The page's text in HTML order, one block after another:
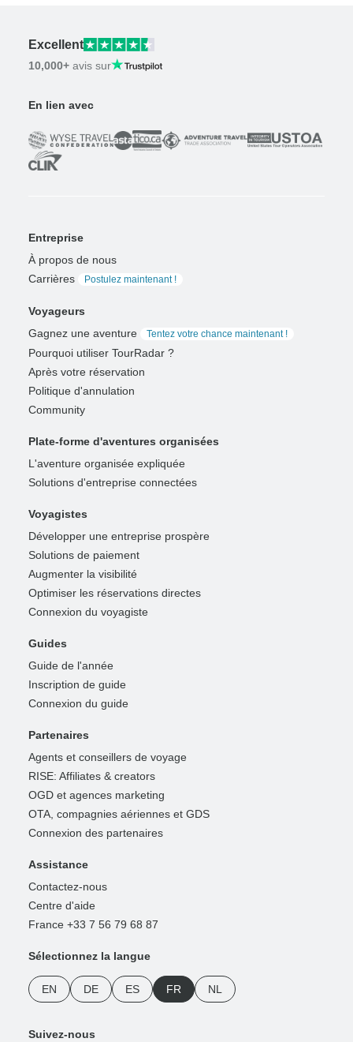
Excellent
10,000+ avis sur
En lien avec
Entreprise
À propos de nous
Carrières
Postulez maintenant !
Voyageurs
Gagnez une aventure
Tentez votre chance maintenant !
Pourquoi utiliser TourRadar ?
Après votre réservation
Politique d'annulation
Community
Plate-forme d'aventures organisées
L'aventure organisée expliquée
Solutions d'entreprise connectées
Voyagistes
Développer une entreprise prospère
Solutions de paiement
Augmenter la visibilité
Optimiser les réservations directes
Connexion du voyagiste
Guides
Guide de l'année
Inscription de guide
Connexion du guide
Partenaires
Agents et conseillers de voyage
RISE: Affiliates & creators
OGD et agences marketing
OTA, compagnies aériennes et GDS
Connexion des partenaires
Assistance
Contactez-nous
Centre d'aide
France +33 7 56 79 68 87
Sélectionnez la langue
EN DE ES FR NL
Suivez-nous